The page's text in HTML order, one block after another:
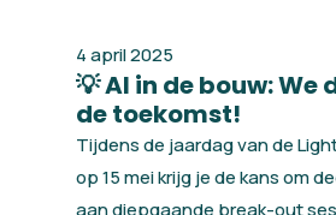
4 april 2025
💡 AI in de bouw: We
de toekomst!
Tijdens de jaardag van de
op 15 mei krijg je de kans om
aan diepgaande break-out